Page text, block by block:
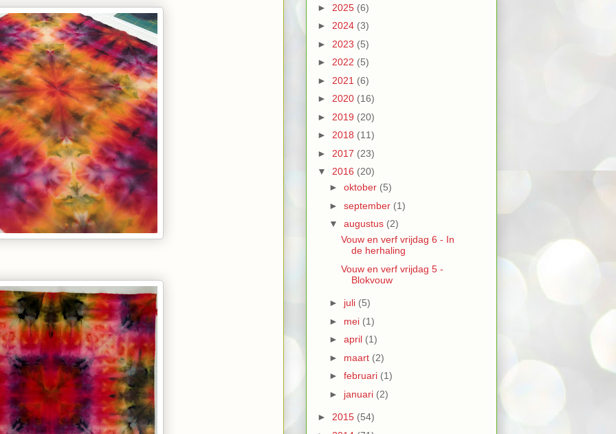
► 2025 (6)
► 2024 (3)
► 2023 (5)
► 2022 (5)
► 2021 (6)
► 2020 (16)
► 2019 (20)
► 2018 (11)
► 2017 (23)
▼ 2016 (20)
► oktober (5)
► september (1)
▼ augustus (2)
Vouw en verf vrijdag 6 - In
de herhaling
Vouw en verf vrijdag 5 -
Blokvouw
► juli (5)
► mei (1)
► april (1)
► maart (2)
► februari (1)
► januari (2)
► 2015 (54)